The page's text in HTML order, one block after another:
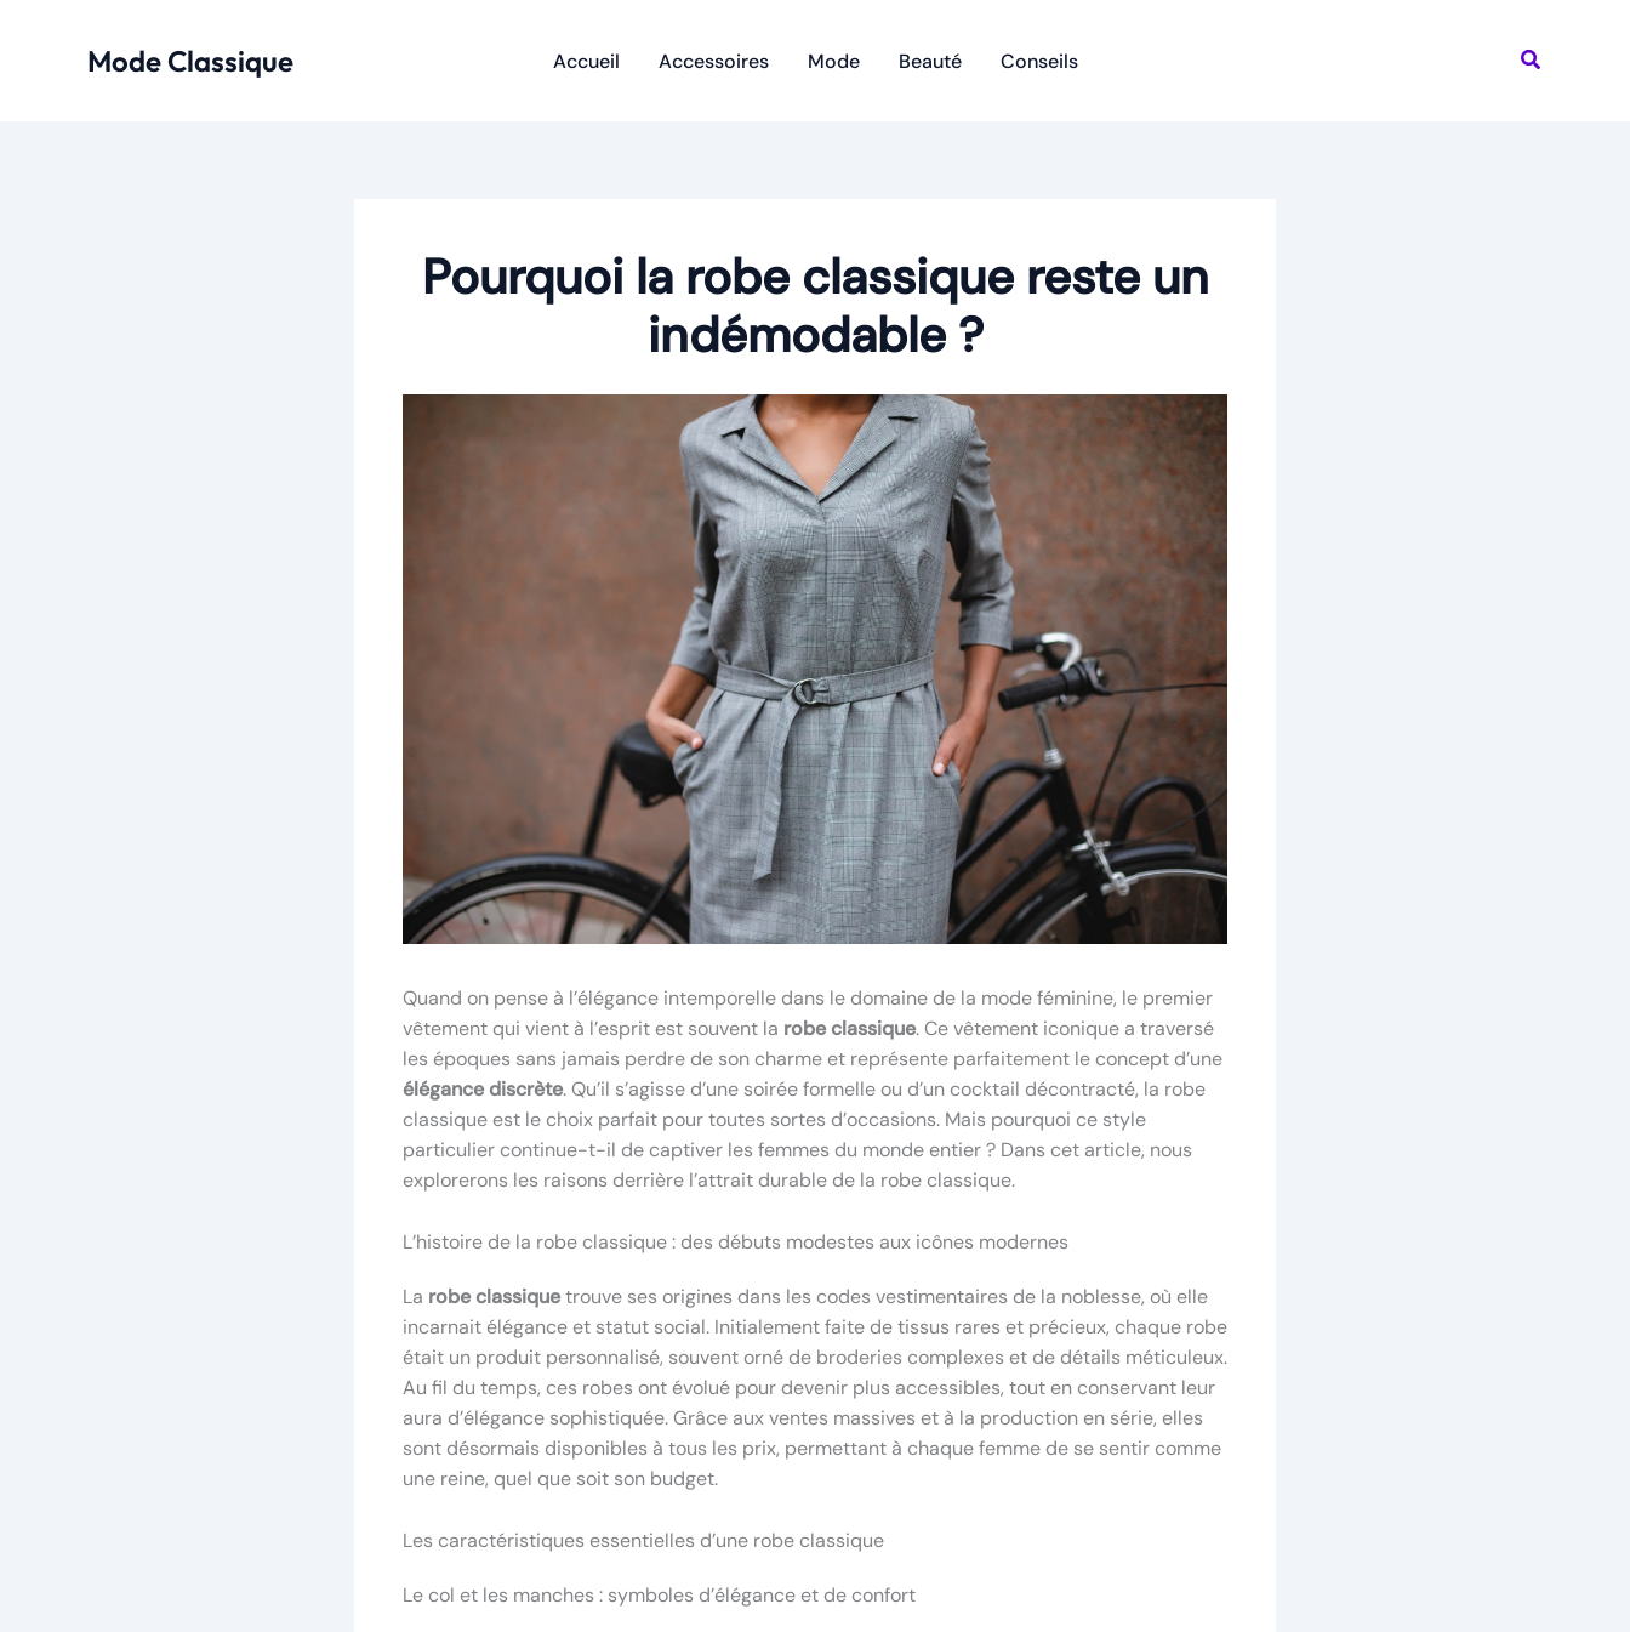
Mode Classique Accueil Accessoires Mode Beauté Conseils
Pourquoi la robe classique reste un
indémodable ?
Quand on pense à l’élégance intemporelle dans le domaine de la mode féminine, le premier
vêtement qui vient à l’esprit est souvent la robe classique. Ce vêtement iconique a traversé
les époques sans jamais perdre de son charme et représente parfaitement le concept d’une
élégance discrète. Qu’il s’agisse d’une soirée formelle ou d’un cocktail décontracté, la robe
classique est le choix parfait pour toutes sortes d’occasions. Mais pourquoi ce style
particulier continue-t-il de captiver les femmes du monde entier ? Dans cet article, nous
explorerons les raisons derrière l’attrait durable de la robe classique.
L’histoire de la robe classique : des débuts modestes aux icônes modernes
La robe classiquetrouve ses origines dans les codes vestimentaires de la noblesse, où elle
incarnait élégance et statut social. Initialement faite de tissus rares et précieux, chaque robe
était un produit personnalisé, souvent orné de broderies complexes et de détails méticuleux.
Au fil du temps, ces robes ont évolué pour devenir plus accessibles, tout en conservant leur
aura d’élégance sophistiquée. Grâce aux ventes massives et à la production en série, elles
sont désormais disponibles à tous les prix, permettant à chaque femme de se sentir comme
une reine, quel que soit son budget.
Les caractéristiques essentielles d’une robe classique
Le col et les manches : symboles d’élégance et de confort